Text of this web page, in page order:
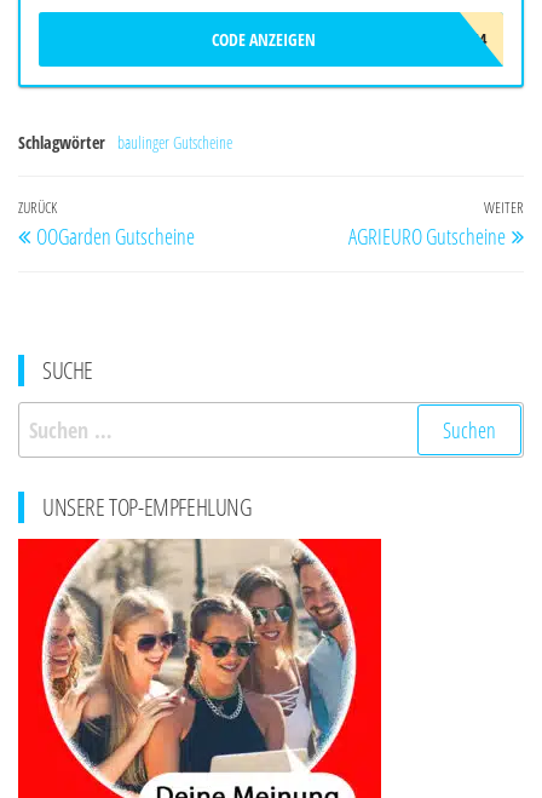
L9T5Y8S4
CODE ANZEIGEN
Schlagwörter baulinger Gutscheine
Beitragsnavigation
Vorheriger
Beitrag
ZURÜCK
OOGarden Gutscheine
WEITER
AGRIEURO Gutscheine
SUCHE
Suchen
nach:
UNSERE TOP-EMPFEHLUNG